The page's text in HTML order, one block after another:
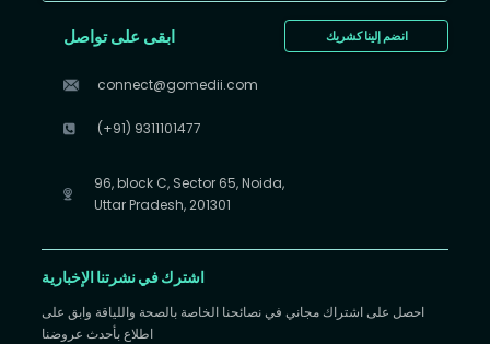
انضم إلينا كشريك ابقى على تواصل
connect@gomedii.com
(+91) 9311101477
96, block C, Sector 65, Noida,
Uttar Pradesh, 201301
اشترك في نشرتنا الإخبارية
احصل على اشتراك مجاني في نصائحنا الخاصة بالصحة واللياقة وابق على
اطلاع بأحدث عروضنا